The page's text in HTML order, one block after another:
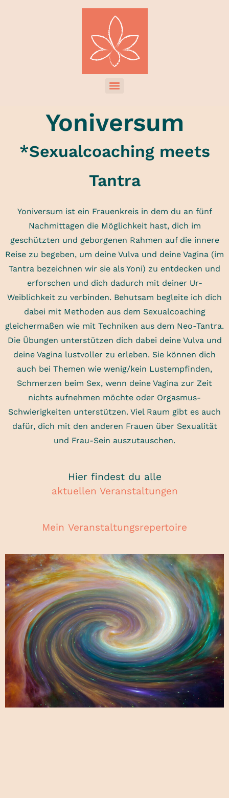
Yoniversum
*Sexualcoaching meets
Tantra
Yoniversum ist ein Frauenkreis in dem du an fünf
Nachmittagen die Möglichkeit hast, dich im
geschützten und geborgenen Rahmen auf die innere
Reise zu begeben, um deine Vulva und deine Vagina (im
Tantra bezeichnen wir sie als Yoni) zu entdecken und
erforschen und dich dadurch mit deiner Ur-
Weiblichkeit zu verbinden. Behutsam begleite ich dich
dabei mit Methoden aus dem Sexualcoaching
gleichermaßen wie mit Techniken aus dem Neo-Tantra.
Die Übungen unterstützen dich dabei deine Vulva und
deine Vagina lustvoller zu erleben. Sie können dich
auch bei Themen wie wenig/kein Lustempfinden,
Schmerzen beim Sex, wenn deine Vagina zur Zeit
nichts aufnehmen möchte oder Orgasmus-
Schwierigkeiten unterstützen. Viel Raum gibt es auch
dafür, dich mit den anderen Frauen über Sexualität
und Frau-Sein auszutauschen.
Hier findest du alle
aktuellen Veranstaltungen
Mein Veranstaltungsrepertoire